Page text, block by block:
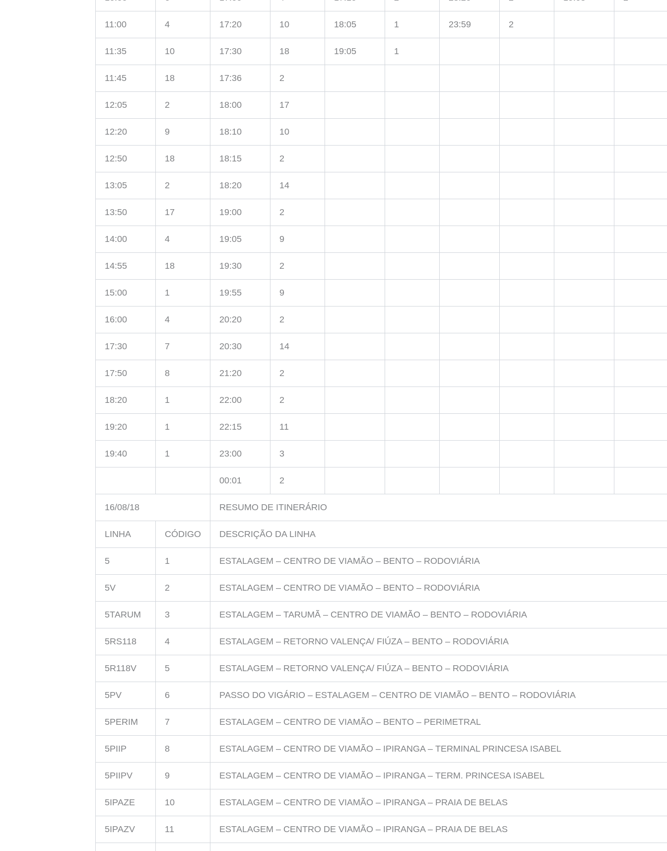
11:00 4 17:20 10 18:05 1 23:59 2
11:35 10 17:30 18 19:05 1
11:45 18 17:36 2
12:05 2 18:00 17
12:20 9 18:10 10
12:50 18 18:15 2
13:05 2 18:20 14
13:50 17 19:00 2
14:00 4 19:05 9
14:55 18 19:30 2
15:00 1 19:55 9
16:00 4 20:20 2
17:30 7 20:30 14
17:50 8 21:20 2
18:20 1 22:00 2
19:20 1 22:15 11
19:40 1 23:00 3
00:01 2
16/08/18 RESUMO DE ITINERÁRIO
LINHA CÓDIGO DESCRIÇÃO DA LINHA
5 1 ESTALAGEM – CENTRO DE VIAMÃO – BENTO – RODOVIÁRIA
5V 2 ESTALAGEM – CENTRO DE VIAMÃO – BENTO – RODOVIÁRIA
5TARUM 3 ESTALAGEM – TARUMÃ – CENTRO DE VIAMÃO – BENTO – RODOVIÁRIA
5RS118 4 ESTALAGEM – RETORNO VALENÇA/ FIÚZA – BENTO – RODOVIÁRIA
5R118V 5 ESTALAGEM – RETORNO VALENÇA/ FIÚZA – BENTO – RODOVIÁRIA
5PV 6 PASSO DO VIGÁRIO – ESTALAGEM – CENTRO DE VIAMÃO – BENTO – RODOVIÁRIA
5PERIM 7 ESTALAGEM – CENTRO DE VIAMÃO – BENTO – PERIMETRAL
5PIIP 8 ESTALAGEM – CENTRO DE VIAMÃO – IPIRANGA – TERMINAL PRINCESA ISABEL
5PIIPV 9 ESTALAGEM – CENTRO DE VIAMÃO – IPIRANGA – TERM. PRINCESA ISABEL
5IPAZE 10 ESTALAGEM – CENTRO DE VIAMÃO – IPIRANGA – PRAIA DE BELAS
5IPAZV 11 ESTALAGEM – CENTRO DE VIAMÃO – IPIRANGA – PRAIA DE BELAS